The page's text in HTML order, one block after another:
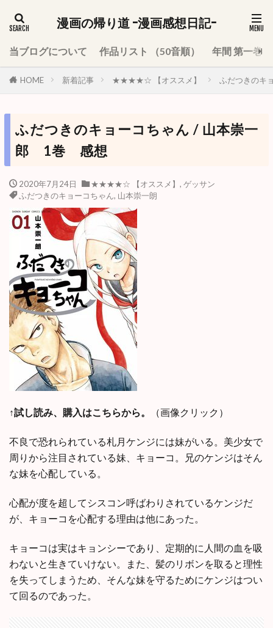
漫画の帰り道 -漫画感想日記-
当ブログについて 作品リスト （50音順） 年間 第一巻
HOME 新着記事 ★★★★☆ 【オススメ】 ふだつきのキ
ふだつきのキョーコちゃん / 山本崇一
郎 1巻 感想
2020年7月24日 ★★★★☆ 【オススメ】 , ゲッサン
ふだつきのキョーコちゃん, 山本崇一朗
↑試し読み、購入はこちらから。 （画像クリック）
不良で恐れられている札月ケンジには妹がいる。美少女で
周りから注目されている妹、キョーコ。兄のケンジはそん
な妹を心配している。
心配が度を超してシスコン呼ばわりされているケンジだ
が、キョーコを心配する理由は他にあった。
キョーコは実はキョンシーであり、定期的に人間の血を吸
わないと生きていけない。また、髪のリボンを取ると理性
を失ってしまうため、そんな妹を守るためにケンジはつい
て回るのであった。